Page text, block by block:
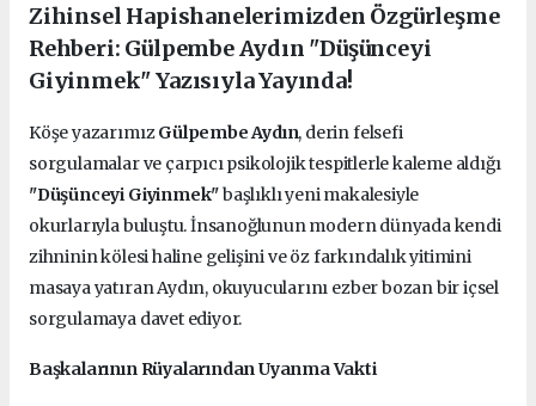
Zihinsel Hapishanelerimizden Özgürleşme
Rehberi: Gülpembe Aydın "Düşünceyi
Giyinmek" Yazısıyla Yayında!
Köşe yazarımızGülpembe Aydın, derin felsefi
sorgulamalar ve çarpıcı psikolojik tespitlerle kaleme aldığı
"Düşünceyi Giyinmek"başlıklı yeni makalesiyle
okurlarıyla buluştu. İnsanoğlunun modern dünyada kendi
zihninin kölesi haline gelişini ve öz farkındalık yitimini
masaya yatıran Aydın, okuyucularını ezber bozan bir içsel
sorgulamaya davet ediyor.
Başkalarının Rüyalarından Uyanma Vakti